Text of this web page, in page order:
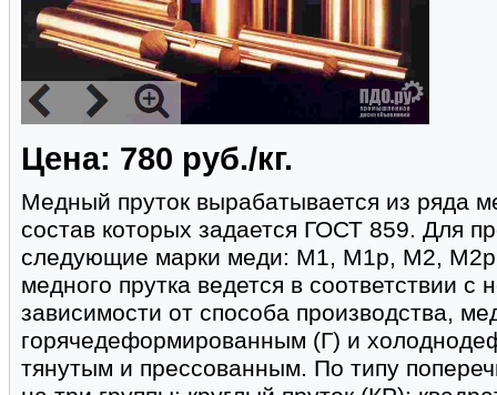
Цена: 780 руб./кг.
Медный пруток вырабатывается из ряда
состав которых задается ГОСТ 859. Для
следующие марки меди: М1, М1p, М2,
медного прутка ведется в соответствии
зависимости от способа производства,
горячедеформированным (Г) и
тянутым и прессованным. По типу